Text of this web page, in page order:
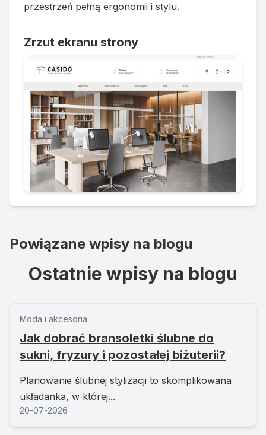
przestrzeń pełną ergonomii i stylu.
Zrzut ekranu strony
Powiązane wpisy na blogu
Ostatnie wpisy na blogu
Moda i akcesoria
Jak dobrać bransoletki ślubne do
sukni, fryzury i pozostałej biżuterii?
Planowanie ślubnej stylizacji to skomplikowana
układanka, w której...
20-07-2026